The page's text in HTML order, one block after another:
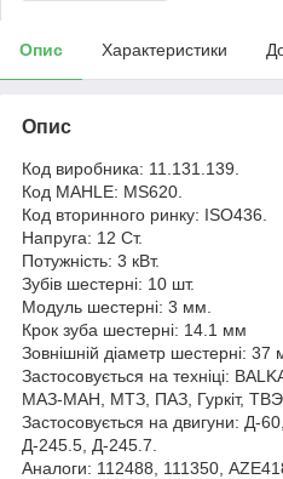
Опис Характеристики
Опис
Код виробника: 11.131.139.
Код MAHLE: MS620.
Код вторинного ринку: ISO436.
Напруга: 12 Ст.
Потужність: 3 кВт.
Зубів шестерні: 10 шт.
Модуль шестерні: 3 мм.
Крок зуба шестерні: 14.1 мм
Зовнішній діаметр шестерні: 37
Застосовується на техніці:
МАЗ-МАН, МТЗ, ПАЗ, Гуркіт,
Застосовується на двигуни: Д-
Д-245.5, Д-245.7.
Аналоги: 112488, 111350,